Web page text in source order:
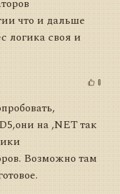
что и дальше
логика своя и
0
на ,NET так
Возможно там